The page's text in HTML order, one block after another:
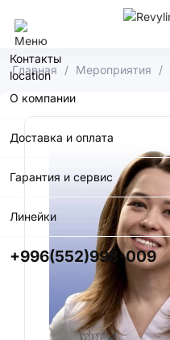
Контакты
О компании
Доставка и оплата
Гарантия и сервис
Линейки
+996(552)998-009
Главная Мероприятия